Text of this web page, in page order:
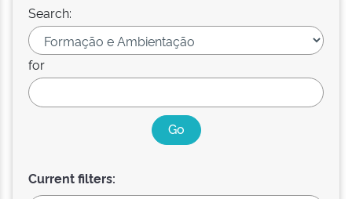
Search:
for
Current filters: